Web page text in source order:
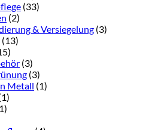
(33)
(2)
& Versiegelung (3)
(13)
(3)
(3)
Metall (1)